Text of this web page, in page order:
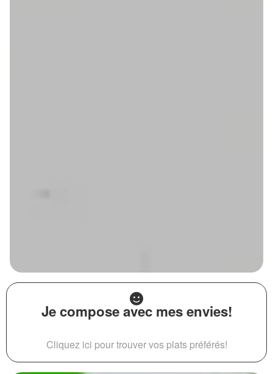
Je compose avec mes envies!
Cliquez ici pour trouver vos plats préférés!